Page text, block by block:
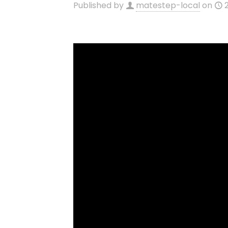
Published by matestep-local on